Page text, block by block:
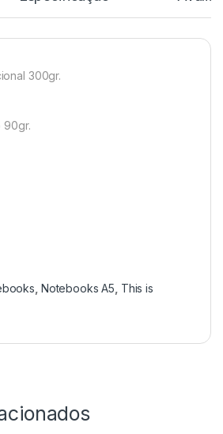
300gr.
90gr.
Notebooks A5 This is